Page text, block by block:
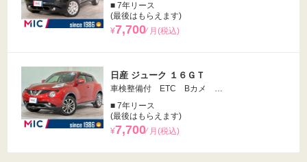
■ 7年リース
(最後はもらえます)
¥7,700⁄ 月(税込)
日産 ジューク １６ＧＴ
車検整備付 ETC Bカメ …
■ 7年リース
(最後はもらえます)
¥7,700⁄ 月(税込)